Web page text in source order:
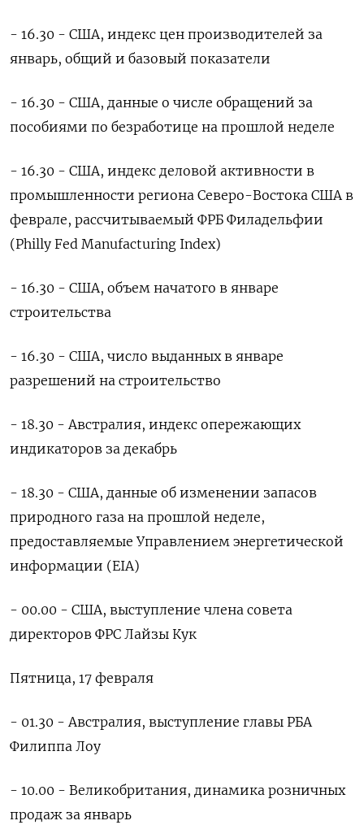
- 16.30 - США, индекс цен производителей за
январь, общий и базовый показатели
- 16.30 - США, данные о числе обращений за
пособиями по безработице на прошлой неделе
- 16.30 - США, индекс деловой активности в
промышленности региона Северо-Востока США в
феврале, рассчитываемый ФРБ Филадельфии
(Philly Fed Manufacturing Index)
- 16.30 - США, объем начатого в январе
строительства
- 16.30 - США, число выданных в январе
разрешений на строительство
- 18.30 - Австралия, индекс опережающих
индикаторов за декабрь
- 18.30 - США, данные об изменении запасов
природного газа на прошлой неделе,
предоставляемые Управлением энергетической
информации (EIA)
- 00.00 - США, выступление члена совета
директоров ФРС Лайзы Кук
Пятница, 17 февраля
- 01.30 - Австралия, выступление главы РБА
Филиппа Лоу
- 10.00 - Великобритания, динамика розничных
продаж за январь